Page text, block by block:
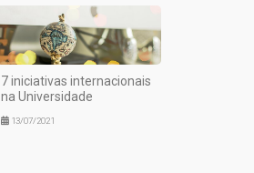
7 iniciativas internacionais
na Universidade
13/07/2021